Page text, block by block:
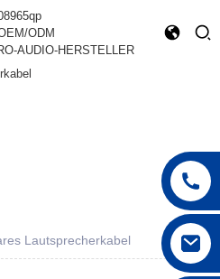
ODM
AUDIO-HERSTELLER
Lautsprecherkabel